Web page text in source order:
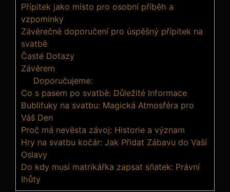
Přípitek jako místo pro osobní příběh a
vzpomínky
Závěrečné doporučení pro úspěšný přípitek na
svatbě
Časté Dotazy
Závěrem
Doporučujeme:
Co s pasem po svatbě: Důležité Informace
Bublifuky na svatbu: Magická Atmosféra pro
Váš Den
Proč má nevěsta závoj: Historie a význam
Hry na svatbu kočár: Jak Přidat Zábavu do Vaší
Oslavy
Do kdy musí matrikářka zapsat sňatek: Právní
lhůty